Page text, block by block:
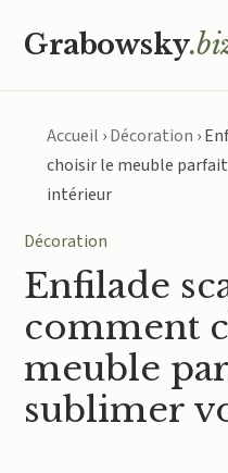
Grabowsky
Accueil › Décoration ›
choisir le meuble
intérieur
Décoration
Enfilade
comment
meuble
sublimer